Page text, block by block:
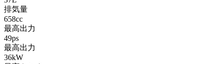
排気量
658cc
最高出力
49ps
最高出力
36kW